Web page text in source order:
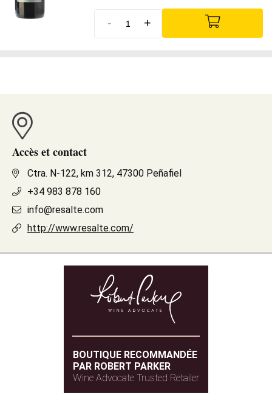
- +
Accès et contact
Ctra. N-122, km 312, 47300 Peñafiel
+34 983 878 160
info@resalte.com
http://www.resalte.com/
BOUTIQUE RECOMMANDÉE
PAR ROBERT PARKER
Wine Advocate Trusted Retailer